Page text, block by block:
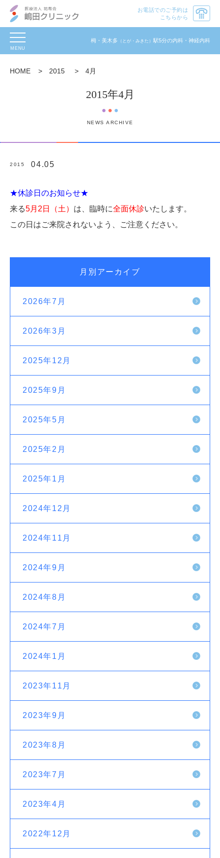
栂・美木多 （とが・みきた） 駅5分の内科・神経内科
お電話でのご予約は
こちらから
toggle
navigation
HOME > 2015 > 4月
2015年4月
NEWS ARCHIVE
2015 04.05
★休診日のお知らせ★
来る5月2日（土） は、臨時に全面休診いたします。
この日はご来院されないよう、ご注意ください。
月別アーカイブ
2026年7月
2026年3月
2025年12月
2025年9月
2025年5月
2025年2月
2025年1月
2024年12月
2024年11月
2024年9月
2024年8月
2024年7月
2024年1月
2023年11月
2023年9月
2023年8月
2023年7月
2023年4月
2022年12月